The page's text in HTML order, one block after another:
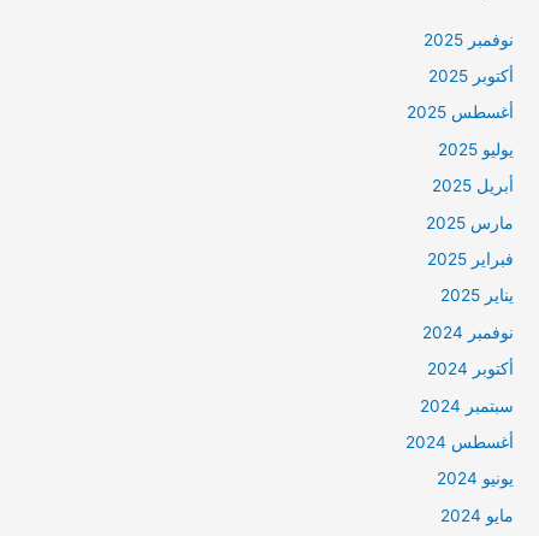
نوفمبر 2025
أكتوبر 2025
أغسطس 2025
يوليو 2025
أبريل 2025
مارس 2025
فبراير 2025
يناير 2025
نوفمبر 2024
أكتوبر 2024
سبتمبر 2024
أغسطس 2024
يونيو 2024
مايو 2024